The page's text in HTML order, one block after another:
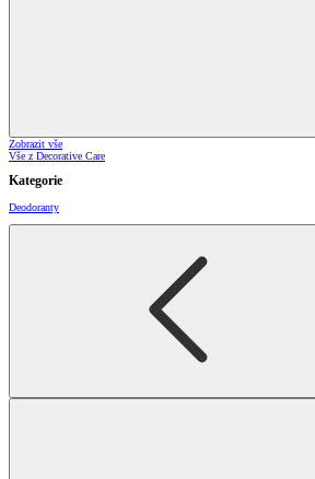
Zobrazit vše
Vše z Decorative Care
Kategorie
Deodoranty